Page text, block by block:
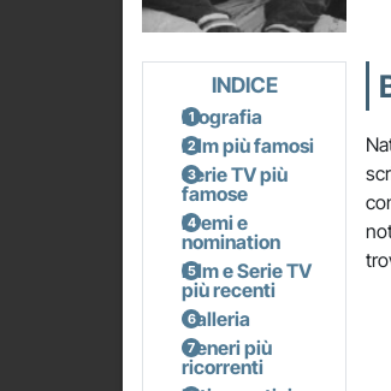
INDICE
Biografia
Film più famosi
Serie TV più
famose
Premi e
nomination
Film e Serie TV
più recenti
Galleria
Generi più
ricorrenti